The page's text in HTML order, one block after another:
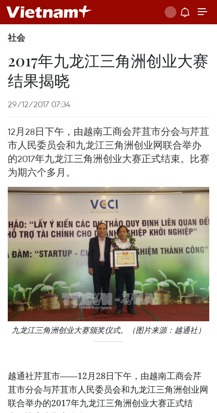
社会
2017年九龙江三角洲创业大赛
结果揭晓
29/12/2017 07:34
12月28日下午，由越南工商会芹苴市分会与芹苴
市人民委员会和九龙江三角洲创业网联合举办
的2017年九龙江三角洲创业大赛正式结束。比赛
为期六个多月。
九龙江三角洲创业大赛颁奖仪式。（图片来源：越通社）
越通社芹苴市——12月28日下午，由越南工商会芹
苴市分会与芹苴市人民委员会和九龙江三角洲创业网
联合举办的2017年九龙江三角洲创业大赛正式结